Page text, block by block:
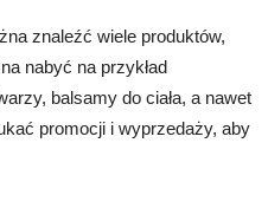
znaleźć wiele produktów,
nabyć na przykład
balsamy do ciała, a nawet
promocji i wyprzedaży, aby